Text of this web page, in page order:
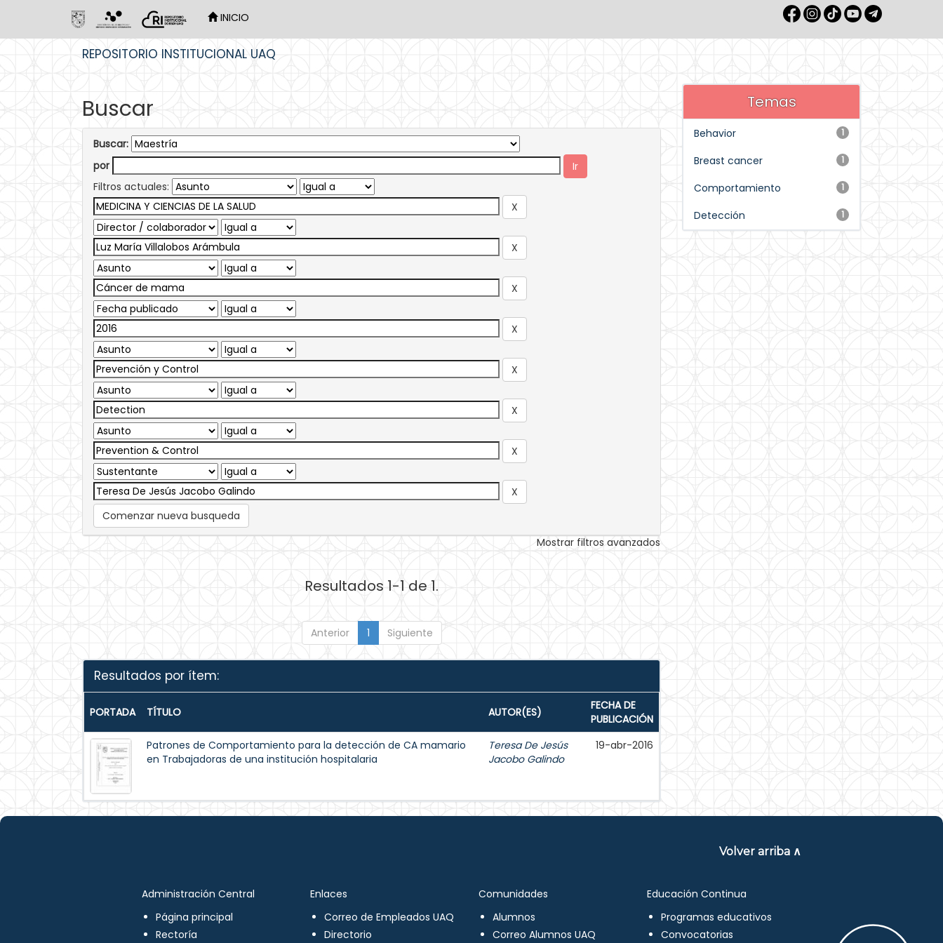
INICIO
REPOSITORIO INSTITUCIONAL UAQ
Buscar
Buscar:
por
Filtros actuales:
Comenzar nueva busqueda
Mostrar filtros avanzados
Resultados 1-1 de 1.
Anterior 1 Siguiente
Resultados por ítem:
PORTADA TÍTULO AUTOR(ES)
FECHA DE
PUBLICACIÓN
Patrones de Comportamiento para la detección de CA mamario
en Trabajadoras de una institución hospitalaria
Teresa De Jesús
Jacobo Galindo
19-abr-2016
Temas
1
Behavior
1
Breast cancer
1
Comportamiento
1
Detección
Volver arriba ∧
Administración Central
Página principal
Rectoría
Enlaces
Correo de Empleados UAQ
Directorio
Comunidades
Alumnos
Correo Alumnos UAQ
Educación Continua
Programas educativos
Convocatorias